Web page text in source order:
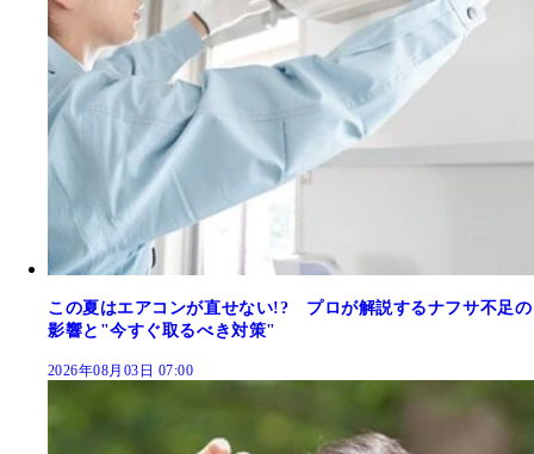
この夏はエアコンが直せない!? プロが解説するナフサ不足の
影響と"今すぐ取るべき対策"
2026年08月03日 07:00